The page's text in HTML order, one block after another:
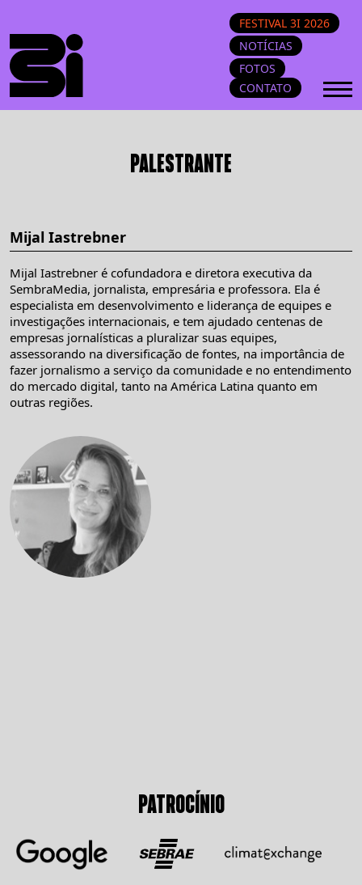
FESTIVAL 3I 2026
NOTÍCIAS
FOTOS
CONTATO
PALESTRANTE
Mijal Iastrebner
Mijal Iastrebner é cofundadora e diretora executiva da
SembraMedia, jornalista, empresária e professora. Ela é
especialista em desenvolvimento e liderança de equipes e
investigações internacionais, e tem ajudado centenas de
empresas jornalísticas a pluralizar suas equipes,
assessorando na diversificação de fontes, na importância de
fazer jornalismo a serviço da comunidade e no entendimento
do mercado digital, tanto na América Latina quanto em
outras regiões.
PATROCÍNIO